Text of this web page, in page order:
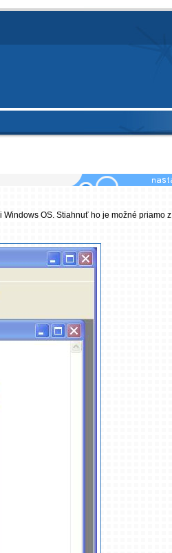
OS. Stiahnuť ho je možné priamo z